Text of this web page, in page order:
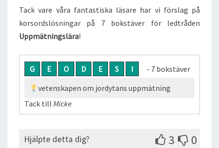
Tack vare våra fantastiska läsare har vi förslag på
korsordslösningar på 7 bokstäver för ledtråden
Uppmätningslära!
G E O D E S I
- 7 bokstäver
vetenskapen om jordytans uppmätning
Tack till Micke
Hjälpte detta dig? 3 0